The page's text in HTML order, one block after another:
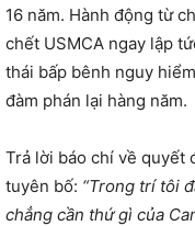
16 năm. Hành động từ
chết USMCA ngay lập
thái bấp bênh nguy
đàm phán lại hàng năm.
Trả lời báo chí về quyết
tuyên bố: “Trong trí tôi
chẳng cần thứ gì của